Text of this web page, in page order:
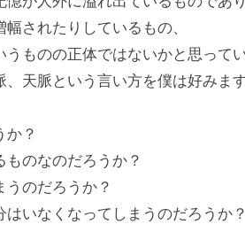
されたりしているもの、
ものの正体ではないかと思ってい
、天脈という言い方を僕は好みま
か？
ものなのだろうか？
のだろうか？
いなくなってしまうのだろうか？